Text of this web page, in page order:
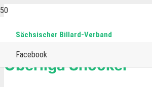
Sächsischer Billard-Verband
Facebook
HomeEvents 15-reds Snooker
Oberliga Snooker